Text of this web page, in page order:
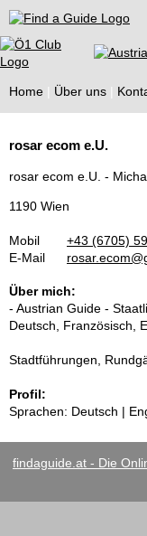
Find a Guide
Home Über uns
Guides
rosar ecom e.U.
rosar ecom e.U. -
1190 Wien
Mobil
+43 (6705)
E-Mail
Über mich:
- Austrian Guide -
Deutsch, Französisch,
Stadtführungen,
Profil:
Sprachen: Deutsch |
findaguide.at - Die